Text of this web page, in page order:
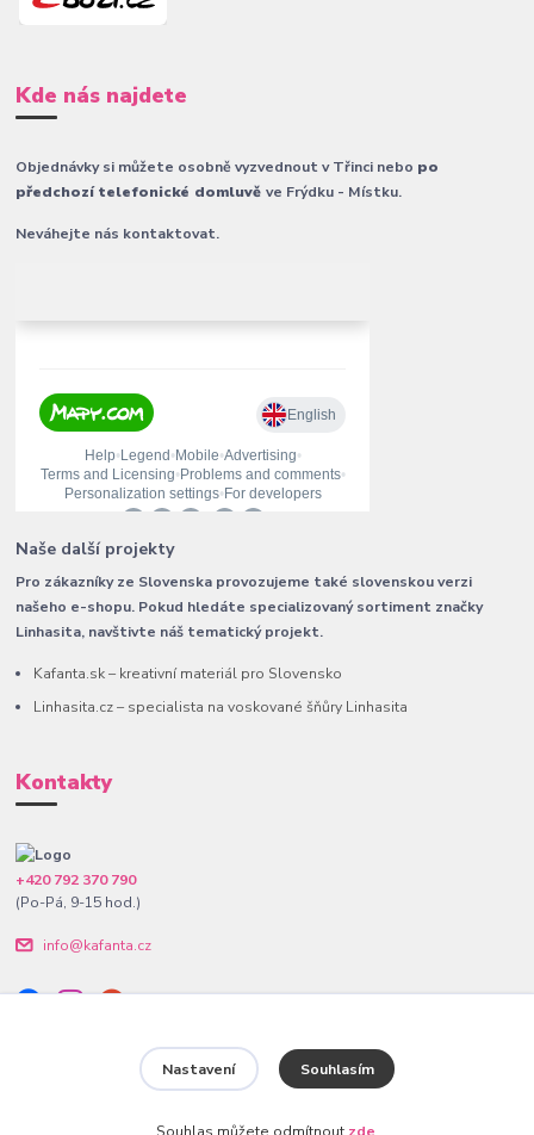
Kde nás najdete
Objednávky si můžete osobně vyzvednout v Třinci nebo po
předchozí telefonické domluvěve Frýdku - Místku.
Neváhejte nás kontaktovat.
Naše další projekty
Pro zákazníky ze Slovenska provozujeme také slovenskou verzi
našeho e-shopu. Pokud hledáte specializovaný sortiment značky
Linhasita, navštivte náš tematický projekt.
Kafanta.sk – kreativní materiál pro Slovensko
Linhasita.cz – specialista na voskované šňůry Linhasita
Kontakty
+420 792 370 790
(Po-Pá, 9-15 hod.)
info@kafanta.cz
Nastavení Souhlasím
Souhlas můžete odmítnout zde